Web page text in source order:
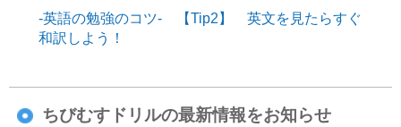
-英語の勉強のコツ- 【Tip2】 英文を見たらすぐ
和訳しよう！
ちびむすドリルの最新情報をお知らせ